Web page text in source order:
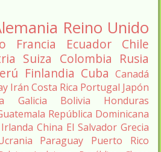
Reino Unido
Francia Ecuador
Chile
Suiza Colombia Rusia
Finlandia Cuba Canadá
Irán Costa Rica Portugal Japón
Galicia Bolivia
Honduras
República Dominicana
Irlanda China El Salvador Grecia
Paraguay
Puerto Rico